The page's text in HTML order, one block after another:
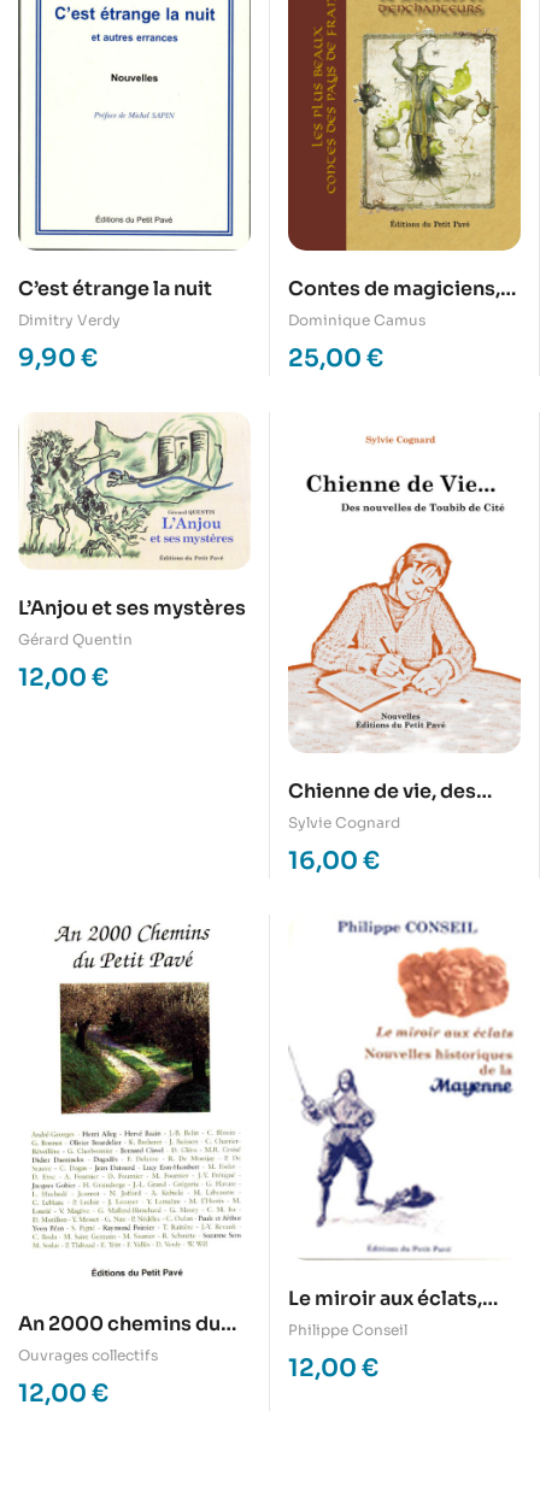
C’est étrange la nuit
Dimitry Verdy
9,90 €
Contes de magiciens,
de sorcières et
d’enchanteurs
Dominique Camus
25,00 €
L’Anjou et ses mystères
Gérard Quentin
12,00 €
Chienne de vie, des
nouvelles du toubib de
cité
Sylvie Cognard
16,00 €
An 2000 chemins du
Petit Pavé
Ouvrages collectifs
12,00 €
Le miroir aux éclats,
Nouvelles historiques
de la Mayenne
Philippe Conseil
12,00 €